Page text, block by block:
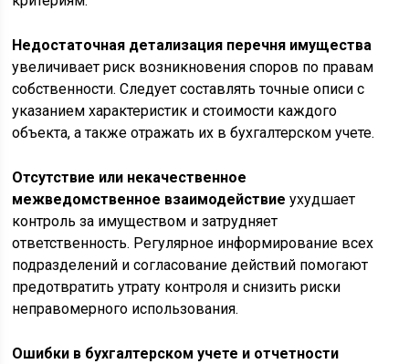
Недостаточная детализация перечня имущества
увеличивает риск возникновения споров по правам
собственности. Следует составлять точные описи с
указанием характеристик и стоимости каждого
объекта, а также отражать их в бухгалтерском учете.
Отсутствие или некачественное
межведомственное взаимодействие ухудшает
контроль за имуществом и затрудняет
ответственность. Регулярное информирование всех
подразделений и согласование действий помогают
предотвратить утрату контроля и снизить риски
неправомерного использования.
Ошибки в бухгалтерском учете и отчетности